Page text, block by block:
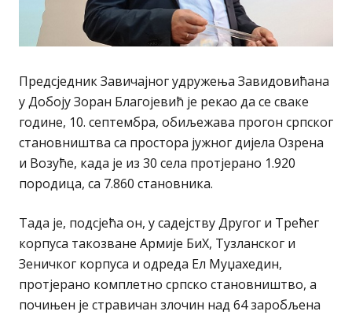
Предсједник Завичајног удружења Завидовићана
у Добоју Зоран Благојевић је рекао да се сваке
године, 10. септембра, обиљежава прогон српског
становништва са простора јужног дијела Озрена
и Возуће, када је из 30 села протјерано 1.920
породица, са 7.860 становника.
Тада је, подсјећа он, у садејству Другог и Трећег
корпуса такозване Армије БиХ, Тузланског и
Зеничког корпуса и одреда Ел Муџахедин,
протјерано комплетно српско становништво, а
почињен је стравичан злочин над 64 заробљена